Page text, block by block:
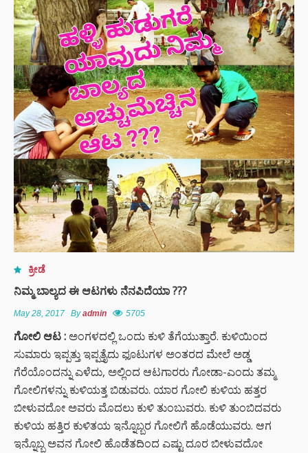
ಕ್ರೀಡೆ
ನಿಮ್ಮ ಬಾಲ್ಯದ ಈ ಆಟಗಳು ನೆನಪಿದೆಯಾ ???
May 28, 2017 Byadmin 5705
ಗೋಲಿಆಟ : ಅಂಗಳದಲ್ಲಿ ಒಂದು ಕುಳಿ ತೆಗೆಯುತ್ತಾರೆ. ಕುಳಿಯಿಂದ
ಸುಮಾರು ಇಪ್ಪತ್ತು ಇಪ್ಪತ್ತೈದು ಫೂಟುಗಳ ಅಂತರದ ಮೇಲೆ ಅಡ್ಡ
ಗೆರೆಯೊಂದನ್ನು ಎಳೆದು, ಅಲ್ಲಿಂದ ಆಟಗಾರರು ಗೋಡಾ-ಎಂದು ತಮ್ಮ
ಗೋಲಿಗಳನ್ನು ಕುಳಿಯತ್ತ ಬಿಡುವರು. ಯಾರ ಗೋಲಿ ಕುಳಿಯ ಹತ್ತರ
ಬೀಳುವದೋ ಅವರು ಮೊದಲು ಕುಳಿ ತುಂಬುವರು. ಕುಳಿ ತುಂಬಿದವರು
ಕುಳಿಯ ಹತ್ತಿರ ಕುಳಿತಯ ಇನ್ನೊಬ್ಬರ ಗೋಲಿಗೆ ಹೊಡೆಯುವರು. ಆಗ
ಇನ್ನೊಬ್ಬ ಅವನ ಗೋಲಿ ಹೊಡೆತದಿಂದ ಎಷ್ಟು ದೂರ ಬೀಳುವದೋ